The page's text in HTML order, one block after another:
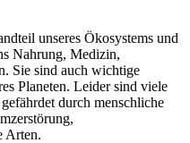
unseres Ökosystems und
Nahrung, Medizin,
Sie sind auch wichtige
Planeten. Leider sind viele
durch menschliche
Arten.